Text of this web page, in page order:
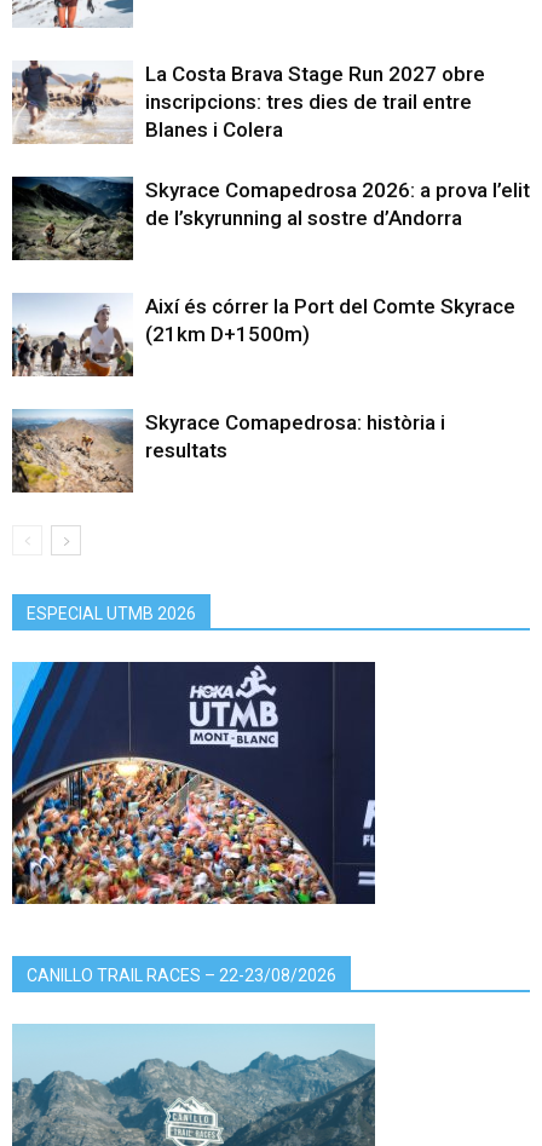
La Costa Brava Stage Run 2027 obre
inscripcions: tres dies de trail entre
Blanes i Colera
Skyrace Comapedrosa 2026: a prova l’elit
de l’skyrunning al sostre d’Andorra
Així és córrer la Port del Comte Skyrace
(21km D+1500m)
Skyrace Comapedrosa: història i
resultats
ESPECIAL UTMB 2026
CANILLO TRAIL RACES – 22-23/08/2026